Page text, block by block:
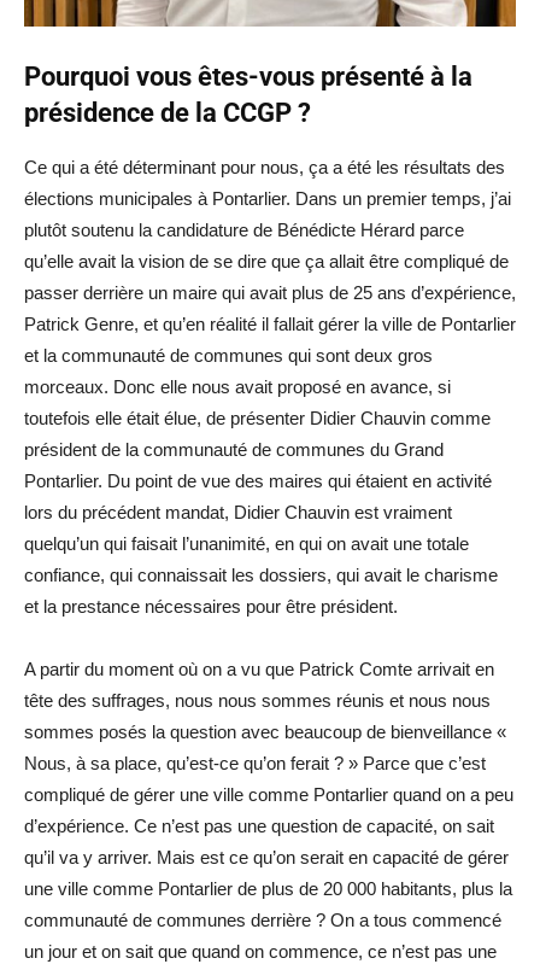
Pourquoi vous êtes-vous présenté à la
présidence de la CCGP ?
Ce qui a été déterminant pour nous, ça a été les résultats des
élections municipales à Pontarlier. Dans un premier temps, j’ai
plutôt soutenu la candidature de Bénédicte Hérard parce
qu’elle avait la vision de se dire que ça allait être compliqué de
passer derrière un maire qui avait plus de 25 ans d’expérience,
Patrick Genre, et qu’en réalité il fallait gérer la ville de Pontarlier
et la communauté de communes qui sont deux gros
morceaux. Donc elle nous avait proposé en avance, si
toutefois elle était élue, de présenter Didier Chauvin comme
président de la communauté de communes du Grand
Pontarlier. Du point de vue des maires qui étaient en activité
lors du précédent mandat, Didier Chauvin est vraiment
quelqu’un qui faisait l’unanimité, en qui on avait une totale
confiance, qui connaissait les dossiers, qui avait le charisme
et la prestance nécessaires pour être président.
A partir du moment où on a vu que Patrick Comte arrivait en
tête des suffrages, nous nous sommes réunis et nous nous
sommes posés la question avec beaucoup de bienveillance «
Nous, à sa place, qu’est-ce qu’on ferait ? » Parce que c’est
compliqué de gérer une ville comme Pontarlier quand on a peu
d’expérience. Ce n’est pas une question de capacité, on sait
qu’il va y arriver. Mais est ce qu’on serait en capacité de gérer
une ville comme Pontarlier de plus de 20 000 habitants, plus la
communauté de communes derrière ? On a tous commencé
un jour et on sait que quand on commence, ce n’est pas une